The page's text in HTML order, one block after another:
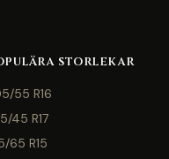
storlekar
55 R16
45 R17
65 R15